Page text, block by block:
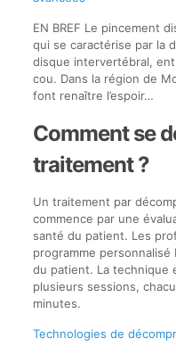
EN BREF Le pincement
qui se caractérise par la
disque intervertébral,
cou. Dans la région de
font renaître l’espoir…
Comment se
traitement ?
Un traitement par
commence par une
santé du patient. Les
programme
du patient. La technique
plusieurs sessions,
minutes.
Technologies de